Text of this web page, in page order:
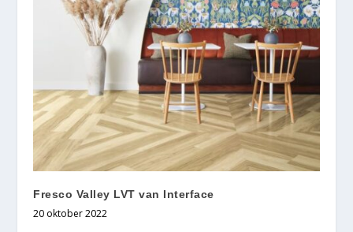
Fresco Valley LVT van Interface
20 oktober 2022